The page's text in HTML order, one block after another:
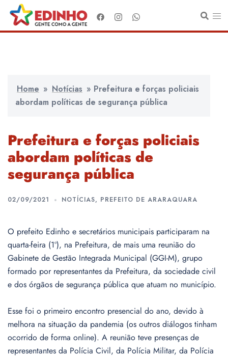
para
o
Home » Notícias » Prefeitura e forças policiais
abordam políticas de segurança pública
Prefeitura e forças policiais
abordam políticas de
segurança pública
02/09/2021 NOTÍCIAS, PREFEITO DE ARARAQUARA
O prefeito Edinho e secretários municipais participaram na
quarta-feira (1º), na Prefeitura, de mais uma reunião do
Gabinete de Gestão Integrada Municipal (GGI-M), grupo
formado por representantes da Prefeitura, da sociedade civil
e dos órgãos de segurança pública que atuam no município.
Esse foi o primeiro encontro presencial do ano, devido à
melhora na situação da pandemia (os outros diálogos tinham
ocorrido de forma online). A reunião teve presenças de
representantes da Polícia Civil, da Polícia Militar, da Polícia